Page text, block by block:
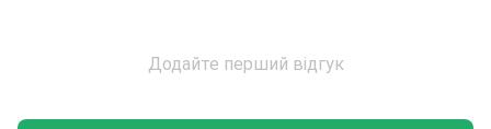
Додайте перший відгук